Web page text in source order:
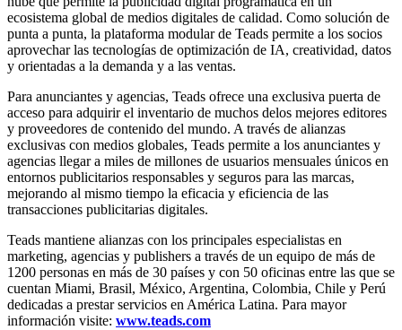
ecosistema global de medios digitales de calidad. Como solución de
punta a punta, la plataforma modular de Teads permite a los socios
aprovechar las tecnologías de optimización de IA, creatividad, datos
y orientadas a la demanda y a las ventas.
Para anunciantes y agencias, Teads ofrece una exclusiva puerta de
acceso para adquirir el inventario de muchos delos mejores editores
y proveedores de contenido del mundo. A través de alianzas
exclusivas con medios globales, Teads permite a los anunciantes y
agencias llegar a miles de millones de usuarios mensuales únicos en
entornos publicitarios responsables y seguros para las marcas,
mejorando al mismo tiempo la eficacia y eficiencia de las
transacciones publicitarias digitales.
Teads mantiene alianzas con los principales especialistas en
marketing, agencias y publishers a través de un equipo de más de
1200 personas en más de 30 países y con 50 oficinas entre las que se
cuentan Miami, Brasil, México, Argentina, Colombia, Chile y Perú
dedicadas a prestar servicios en América Latina. Para mayor
información visite: www.teads.com